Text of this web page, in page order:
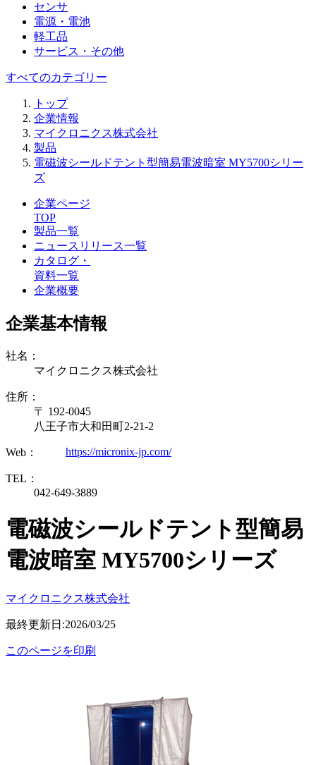
センサ
電源・電池
軽工品
サービス・その他
すべてのカテゴリー
トップ
企業情報
マイクロニクス株式会社
製品
電磁波シールドテント型簡易電波暗室 MY5700シリー
ズ
企業ページ
TOP
製品一覧
ニュースリリース一覧
カタログ・
資料一覧
企業概要
企業基本情報
社名：
マイクロニクス株式会社
住所：
〒 192-0045
八王子市大和田町2-21-2
Web： https://micronix-jp.com/
TEL：
042-649-3889
電磁波シールドテント型簡易
電波暗室 MY5700シリーズ
マイクロニクス株式会社
最終更新日:2026/03/25
このページを印刷